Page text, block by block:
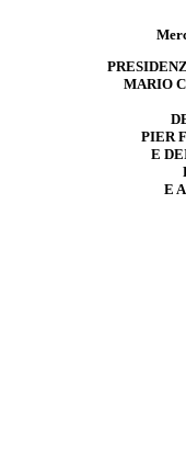
MARIO
PIER
E
E